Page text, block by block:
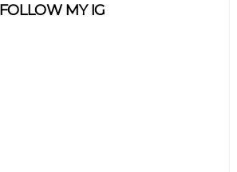
FOLLOW MY IG